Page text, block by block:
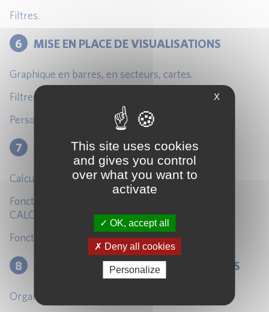
Filtres.
6 MISE EN PLACE DE VISUALISATIONS
Graphique en barres, en secteurs, cartes.
Filtres, slicers, interactions entre visuels.
Personnalisation de visuels.
7 INTRODUCTION AU LANGAGE DAX
Calculs dans les colonnes et Mesures.
Fonctions de base : SUM, AVERAGE, COUNT,
CALCULATE, FILTER.
Fonctions avancées.
8 CONCEPTION DE RAPPORTS EFFICACES
Organisation des pages, navigation entre vues.
X
This site uses cookies
and gives you control
over what you want to
activate
OK, accept all
Deny all cookies
Personalize